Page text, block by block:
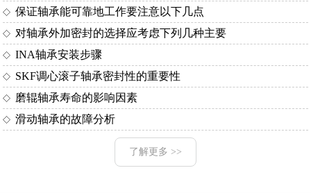
保证轴承能可靠地工作要注意以下几点
对轴承外加密封的选择应考虑下列几种主要
INA轴承安装步骤
SKF调心滚子轴承密封性的重要性
磨辊轴承寿命的影响因素
滑动轴承的故障分析
了解更多 >>